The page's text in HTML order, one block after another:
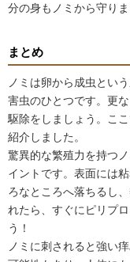
分の身もノミから守りま
まとめ
ノミは卵から成虫とい
害虫のひとつです。更
駆除をしましょう。こ
紹介しました。
驚異的な繁殖力を持つ
イントです。表面には
ろなところへ落ちるし
れたら、すぐにピリプ
う！
ノミに刺されると強い